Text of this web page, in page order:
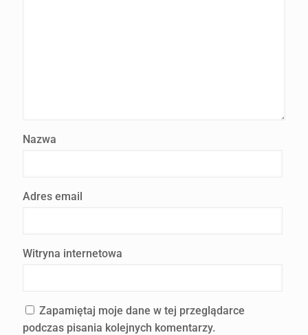
Nazwa
Adres email
Witryna internetowa
Zapamiętaj moje dane w tej przeglądarce
podczas pisania kolejnych komentarzy.